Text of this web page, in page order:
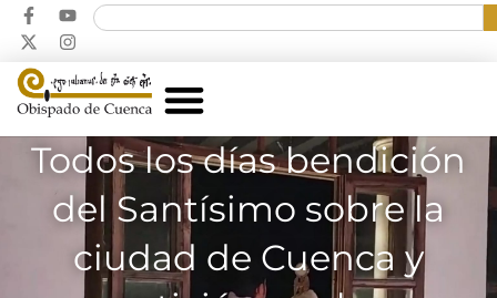
Todos los días bendición
del Santísimo sobre la
ciudad de Cuenca y